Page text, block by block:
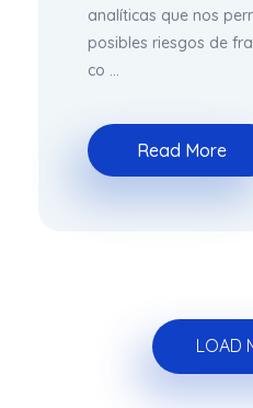
analíticas que nos
posibles riesgos de
co ...
Read More
LOAD